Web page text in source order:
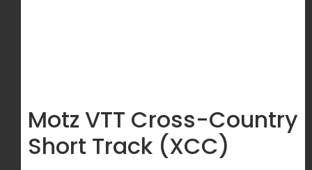
Motz VTT Cross-Country
Short Track (XCC)